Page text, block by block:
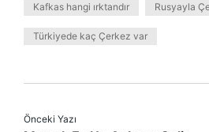
Kafkas hangi ırktandır Rusyayla
Türkiyede kaç Çerkez var
Önceki Yazı